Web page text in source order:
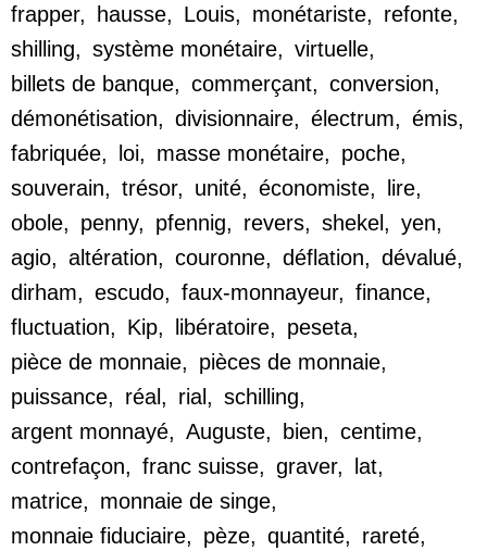
frapper, hausse, Louis, monétariste, refonte,
shilling, système monétaire, virtuelle,
billets de banque, commerçant, conversion,
démonétisation, divisionnaire, électrum, émis,
fabriquée, loi, masse monétaire, poche,
souverain, trésor, unité, économiste, lire,
obole, penny, pfennig, revers, shekel, yen,
agio, altération, couronne, déflation, dévalué,
dirham, escudo, faux-monnayeur, finance,
fluctuation, Kip, libératoire, peseta,
pièce de monnaie, pièces de monnaie,
puissance, réal, rial, schilling,
argent monnayé, Auguste, bien, centime,
contrefaçon, franc suisse, graver, lat,
matrice, monnaie de singe,
monnaie fiduciaire, pèze, quantité, rareté,